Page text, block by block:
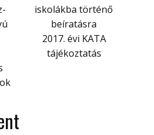
iskolákba történő
beíratásra
2017. évi KATA
tájékoztatás